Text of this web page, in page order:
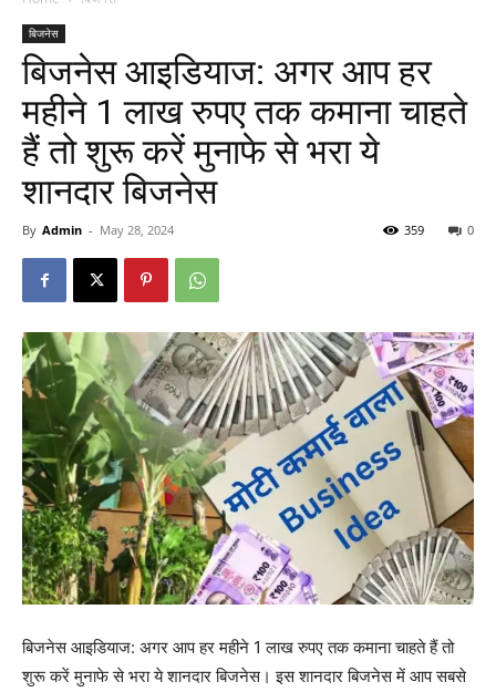
बिजनेस
बिजनेस आइडियाज: अगर आप हर
महीने 1 लाख रुपए तक कमाना चाहते
हैं तो शुरू करें मुनाफे से भरा ये
शानदार बिजनेस
By Admin - May 28, 2024 0
359
बिजनेस आइडियाज: अगर आप हर महीने 1 लाख रुपए तक कमाना चाहते हैं तो
शुरू करें मुनाफे से भरा ये शानदार बिजनेस। इस शानदार बिजनेस में आप सबसे